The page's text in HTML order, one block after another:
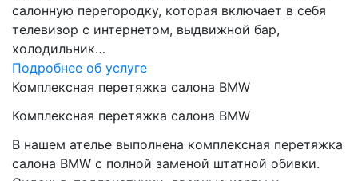
салонную перегородку, которая включает в себя
телевизор с интернетом, выдвижной бар,
холодильник…
Подробнее об услуге
Комплексная перетяжка салона BMW
Комплексная перетяжка салона BMW
В нашем ателье выполнена комплексная перетяжка
салона BMW с полной заменой штатной обивки.